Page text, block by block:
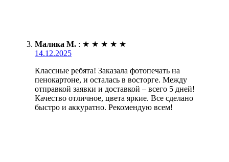
Малика М. : ★ ★ ★ ★ ★
14.12.2025
Классные ребята! Заказала фотопечать на
пенокартоне, и осталась в восторге. Между
отправкой заявки и доставкой – всего 5 дней!
Качество отличное, цвета яркие. Все сделано
быстро и аккуратно. Рекомендую всем!